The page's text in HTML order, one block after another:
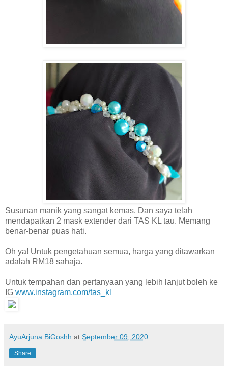
Susunan manik yang sangat kemas. Dan saya telah
mendapatkan 2 mask extender dari TAS KL tau. Memang
benar-benar puas hati.
Oh ya! Untuk pengetahuan semua, harga yang ditawarkan
adalah RM18 sahaja.
Untuk tempahan dan pertanyaan yang lebih lanjut boleh ke
IG www.instagram.com/tas_kl
AyuArjuna BiGoshh at September 09, 2020
Share